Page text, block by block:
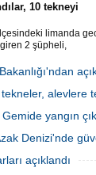
10 tekneyi
limanda
giren 2 şüpheli,
kameralarına
ihbarıyla
başlattı.alevlere
yangın
Denizi'nde
açıklandı